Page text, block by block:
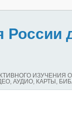
России
ИЗУЧЕНИЯ
АУДИО, КАРТЫ,